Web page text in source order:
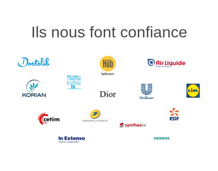
Ils nous font confiance